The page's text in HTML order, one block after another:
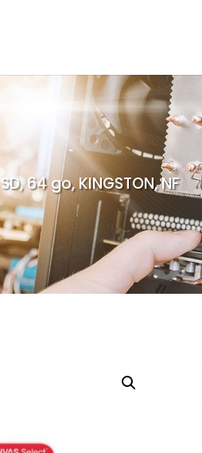
64 go, KINGSTON, NF